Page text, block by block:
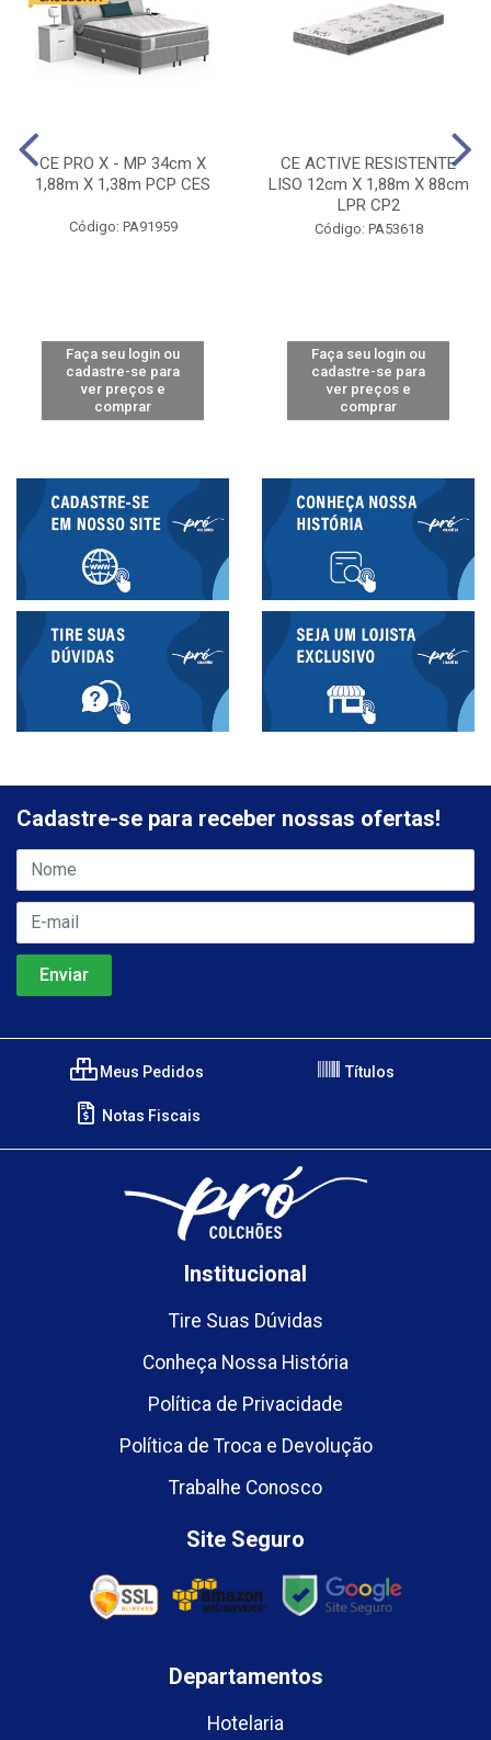
CE PRO X - MP 34cm X
1,88m X 1,38m PCP CES
Código: PA91959
Faça seu login ou
cadastre-se para
ver preços e
comprar
CE ACTIVE RESISTENTE
LISO 12cm X 1,88m X 88cm
LPR CP2
Código: PA53618
Faça seu login ou
cadastre-se para
ver preços e
comprar
Cadastre-se para receber nossas ofertas!
Meus Pedidos Títulos
Notas Fiscais
Institucional
Tire Suas Dúvidas
Conheça Nossa História
Política de Privacidade
Política de Troca e Devolução
Trabalhe Conosco
Site Seguro
Departamentos
Hotelaria